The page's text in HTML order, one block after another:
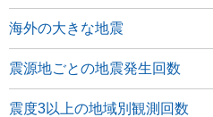
海外の大きな地震
震源地ごとの地震発生回数
震度3以上の地域別観測回数